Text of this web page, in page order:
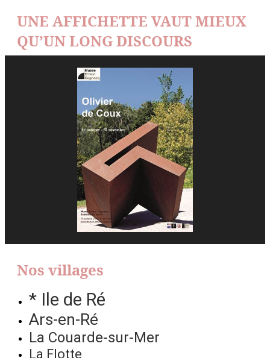
UNE AFFICHETTE VAUT MIEUX
QU’UN LONG DISCOURS
Nos villages
* Ile de Ré
Ars-en-Ré
La Couarde-sur-Mer
La Flotte